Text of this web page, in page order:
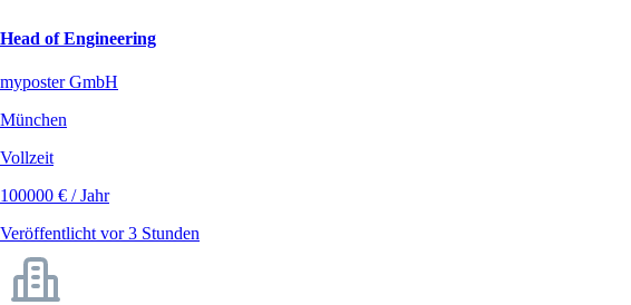
Head of Engineering
myposter GmbH
München
Vollzeit
100000 € / Jahr
Veröffentlicht vor 3 Stunden